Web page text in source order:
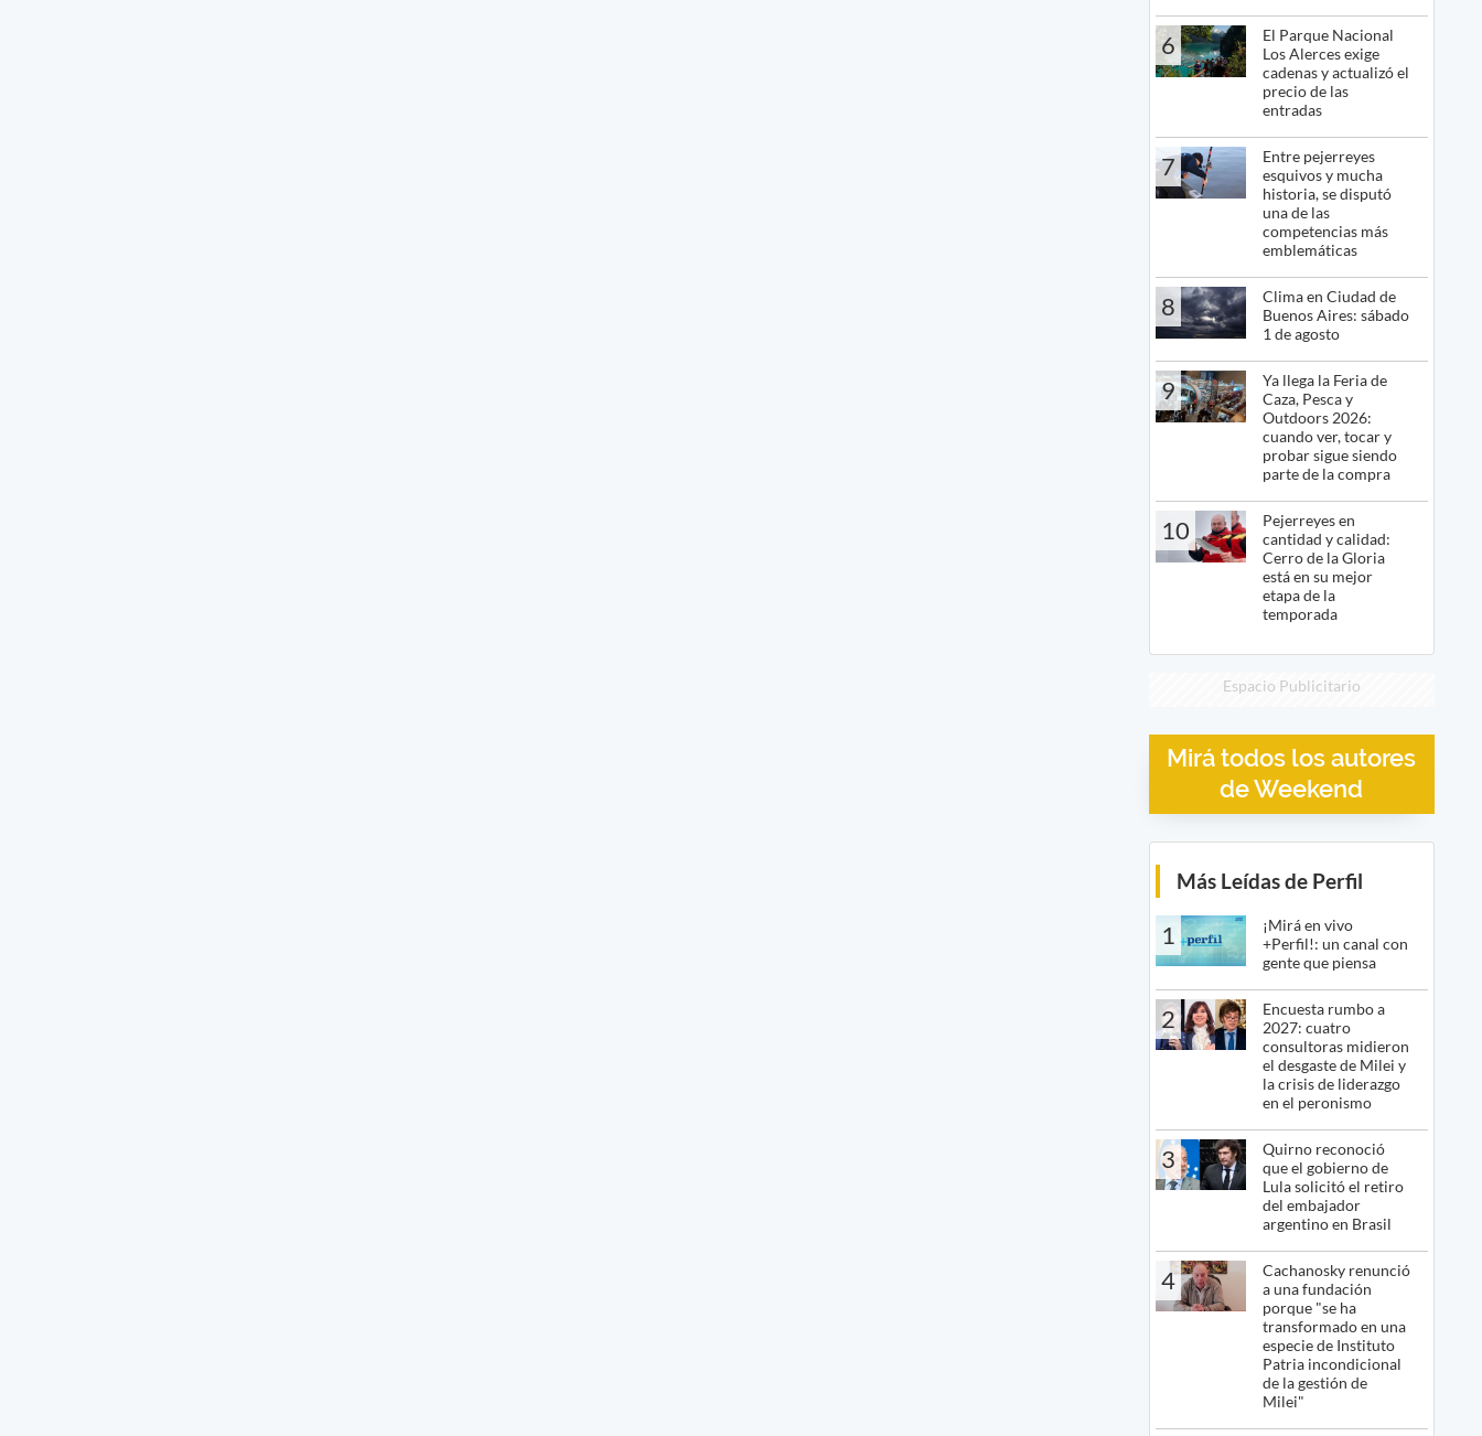
6
El Parque Nacional
Los Alerces exige
cadenas y actualizó el
precio de las
entradas
7
Entre pejerreyes
esquivos y mucha
historia, se disputó
una de las
competencias más
emblemáticas
8
Clima en Ciudad de
Buenos Aires: sábado
1 de agosto
9
Ya llega la Feria de
Caza, Pesca y
Outdoors 2026:
cuando ver, tocar y
probar sigue siendo
parte de la compra
10
Pejerreyes en
cantidad y calidad:
Cerro de la Gloria
está en su mejor
etapa de la
temporada
Espacio Publicitario
Mirá todos los autores
de Weekend
Más Leídas de Perfil
1
¡Mirá en vivo
+Perfil!: un canal con
gente que piensa
2
Encuesta rumbo a
2027: cuatro
consultoras midieron
el desgaste de Milei y
la crisis de liderazgo
en el peronismo
3
Quirno reconoció
que el gobierno de
Lula solicitó el retiro
del embajador
argentino en Brasil
4
Cachanosky renunció
a una fundación
porque "se ha
transformado en una
especie de Instituto
Patria incondicional
de la gestión de
Milei"